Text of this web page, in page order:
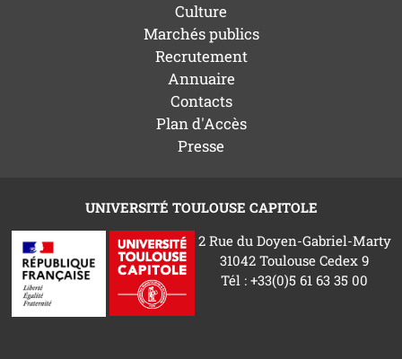
Culture
Marchés publics
Recrutement
Annuaire
Contacts
Plan d'Accès
Presse
UNIVERSITÉ TOULOUSE CAPITOLE
2 Rue du Doyen-Gabriel-Marty
31042 Toulouse Cedex 9
Tél : +33(0)5 61 63 35 00